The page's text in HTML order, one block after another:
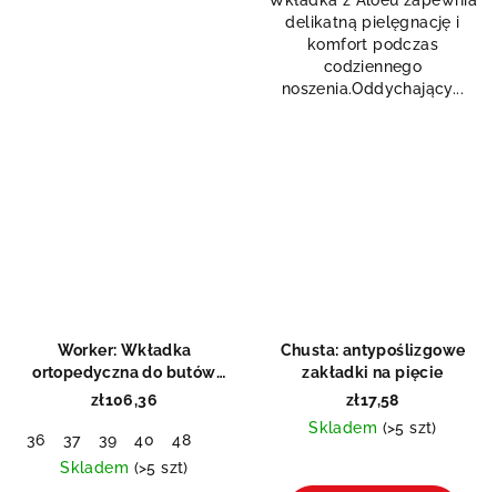
delikatną pielęgnację i
komfort podczas
codziennego
noszenia.Oddychający...
Worker: Wkładka
ortopedyczna do butów
roboczych
zł106,36
36 37 39 40
48
Skladem (>5 szt)
Chusta: antypoślizgowe
zakładki na pięcie
zł17,58
Skladem (>5 szt)
ocena